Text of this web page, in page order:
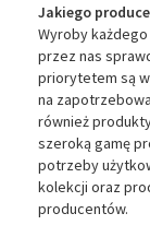
Jakiego
Wyroby
przez nas
priorytetem są
na
również
szeroką gamę
potrzeby
kolekcji oraz
producentów.